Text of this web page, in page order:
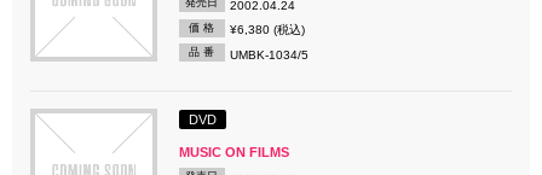
発売日 2002.04.24
価 格 ¥6,380 (税込)
品 番 UMBK-1034/5
DVD
MUSIC ON FILMS